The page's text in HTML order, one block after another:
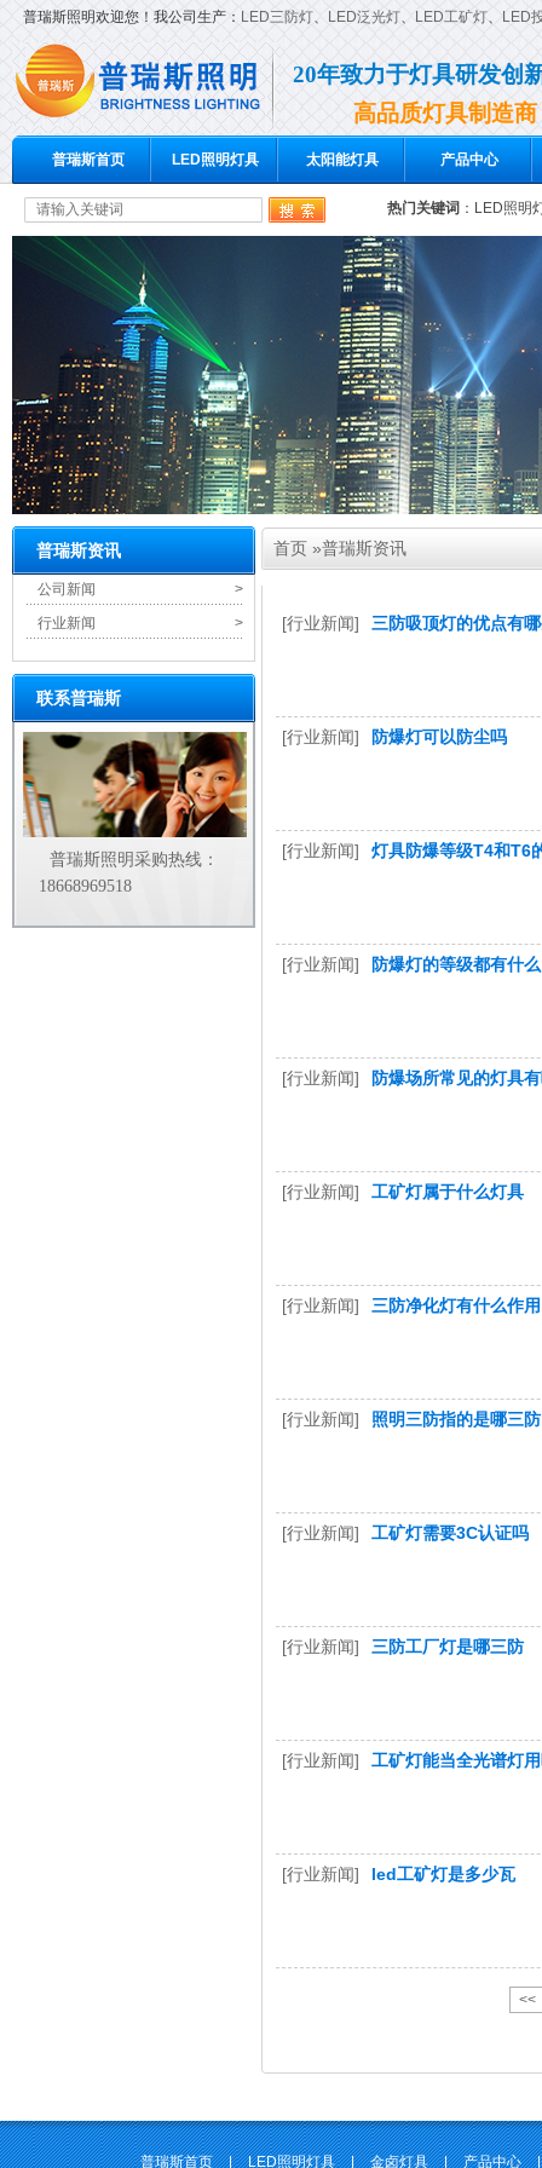
普瑞斯照明欢迎您！我公司生产： LED三防灯、 LED泛光灯、 LED工矿灯、 LED
20年致力于灯具研发创
高品质灯具制造商
普瑞斯首页 LED照明灯具 太阳能灯具 产品中心
热门关键词 ： LED照明
普瑞斯资讯
>
公司新闻
>
行业新闻
联系普瑞斯
普瑞斯照明采购热线：
18668969518
首页 »普瑞斯资讯
[行业新闻] 三防吸顶灯的优点有
[行业新闻] 防爆灯可以防尘吗
[行业新闻] 灯具防爆等级T4和T6
[行业新闻] 防爆灯的等级都有什么
[行业新闻] 防爆场所常见的灯具
[行业新闻] 工矿灯属于什么灯具
[行业新闻] 三防净化灯有什么作用
[行业新闻] 照明三防指的是哪三防
[行业新闻] 工矿灯需要3C认证吗
[行业新闻] 三防工厂灯是哪三防
[行业新闻] 工矿灯能当全光谱灯
[行业新闻] led工矿灯是多少瓦
<<
普瑞斯首页 | LED照明灯具 | 金卤灯具 | 产品中心 |